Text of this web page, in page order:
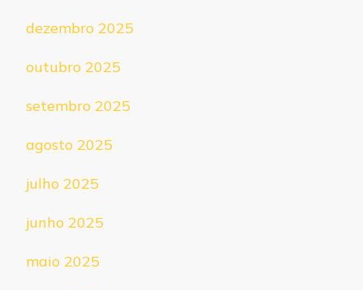
dezembro 2025
outubro 2025
setembro 2025
agosto 2025
julho 2025
junho 2025
maio 2025